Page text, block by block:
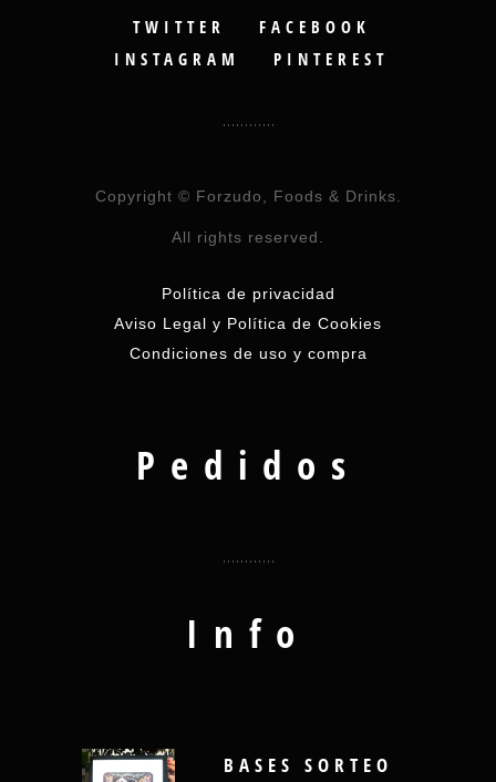
TWITTER
FACEBOOK
INSTAGRAM
PINTEREST
Copyright © Forzudo, Foods & Drinks.
All rights reserved.
Política de privacidad
Aviso Legal y Política de Cookies
Condiciones de uso y compra
Pedidos
Info
BASES SORTEO